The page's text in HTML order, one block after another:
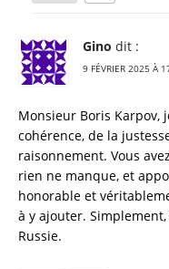
Gino dit :
9 FÉVRIER 2025 À
Monsieur Boris Karpov,
cohérence, de la
raisonnement. Vous
rien ne manque, et
honorable et
à y ajouter.
Russie.